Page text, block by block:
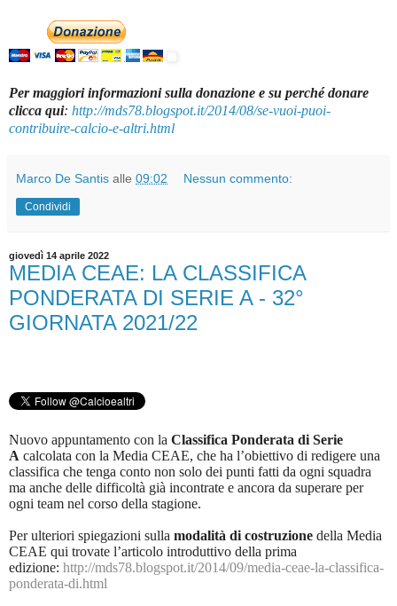
Per maggiori informazioni sulla donazione e su perché donare
clicca qui: http://mds78.blogspot.it/2014/08/se-vuoi-puoi-
contribuire-calcio-e-altri.html
Marco De Santis alle 09:02 Nessun commento:
Condividi
giovedì 14 aprile 2022
MEDIA CEAE: LA CLASSIFICA
PONDERATA DI SERIE A - 32°
GIORNATA 2021/22
Nuovo appuntamento con la Classifica Ponderata di Serie
A calcolata con la Media CEAE, che ha l’obiettivo di redigere una
classifica che tenga conto non solo dei punti fatti da ogni squadra
ma anche delle difficoltà già incontrate e ancora da superare per
ogni team nel corso della stagione.
Per ulteriori spiegazioni sulla modalità di costruzione della Media
CEAE qui trovate l’articolo introduttivo della prima
edizione: http://mds78.blogspot.it/2014/09/media-ceae-la-classifica-
ponderata-di.html